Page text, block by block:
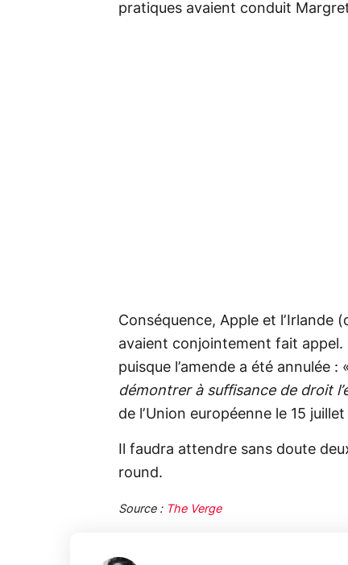
pratiques avaient conduit
Conséquence, Apple et l’Irlande
avaient conjointement fait appel.
puisque l’amende a été annulée : «
démontrer à suffisance de droit
de l’Union européenne le 15
Il faudra attendre sans doute
round.
Source : The Verge